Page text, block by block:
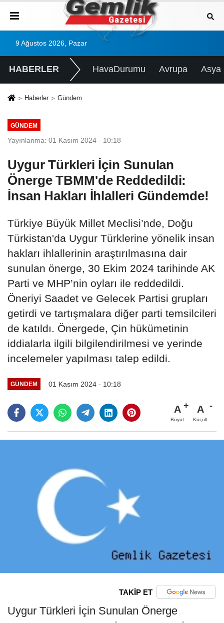
9 Ağustos 2026, Pazar
HABERLER HavaDurumu Avrupa Asya
Haberler Gündem
GÜNDEM
Yayınlanma: 01 Kasım 2024 - 10:18
Uygur Türkleri İçin Sunulan
Önerge TBMM'de Reddedildi:
İnsan Hakları İhlalleri Gündemde!
Türkiye Büyük Millet Meclisi’nde, Doğu
Türkistan'da Uygur Türklerine yönelik insan
hakları ihlallerinin araştırılmasına dair
sunulan önerge, 30 Ekim 2024 tarihinde AK
Parti ve MHP’nin oyları ile reddedildi.
Öneriyi Saadet ve Gelecek Partisi grupları
getirdi ve tartışmalara diğer parti temsilcileri
de katıldı. Önergede, Çin hükümetinin
iddialarla ilgili bilgilendirilmesi ve yerinde
incelemeler yapılması talep edildi.
GÜNDEM 01 Kasım 2024 - 10:18
A
Büyüt
A
Küçült
TAKİP ET
Uygur Türkleri İçin Sunulan Önerge